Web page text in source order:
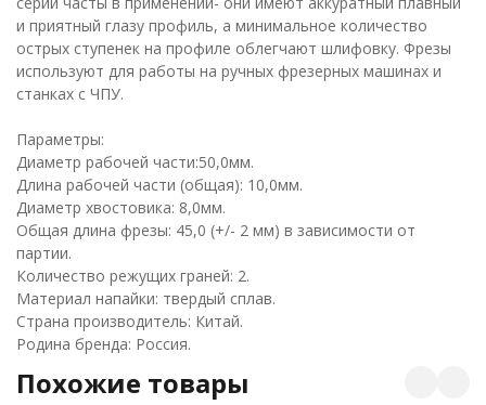
и приятный глазу профиль, а минимальное количество
острых ступенек на профиле облегчают шлифовку. Фрезы
используют для работы на ручных фрезерных машинах и
станках с ЧПУ.
Параметры:
Диаметр рабочей части:50,0мм.
Длина рабочей части (общая): 10,0мм.
Диаметр хвостовика: 8,0мм.
Общая длина фрезы: 45,0 (+/- 2 мм) в зависимости от
партии.
Количество режущих граней: 2.
Материал напайки: твердый сплав.
Страна производитель: Китай.
Родина бренда: Россия.
Похожие товары